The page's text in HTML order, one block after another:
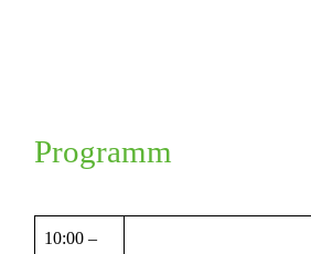
Programm
10:00 –